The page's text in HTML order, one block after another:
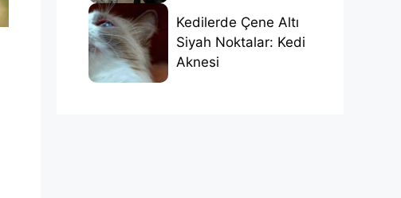
Kedilerde Çene Altı
Siyah Noktalar: Kedi
Aknesi